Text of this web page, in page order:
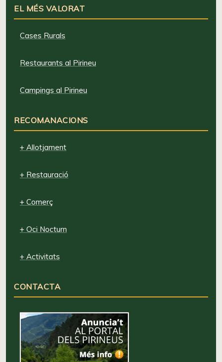
EL MÉS VALORAT
Cases Rurals
Restaurants al Pirineu
Campings al Pirineu
RECOMANACIONS
+ Allotjament
+ Restauració
+ Comerç
+ Oci Nocturn
+ Activitats
CONTACTA